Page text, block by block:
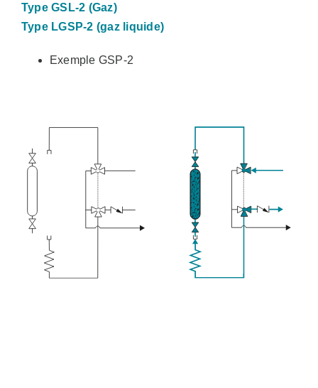
Type GSL-2 (Gaz)
Type LGSP-2 (gaz liquide)
Exemple GSP-2